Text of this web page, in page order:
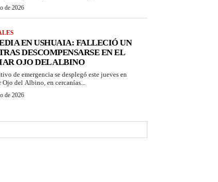
de 2026
EN USHUAIA: FALLECIÓ UN
DESCOMPENSARSE EN EL
OJO DEL ALBINO
de emergencia se desplegó este jueves en
Ojo del Albino, en cercanías...
de 2026